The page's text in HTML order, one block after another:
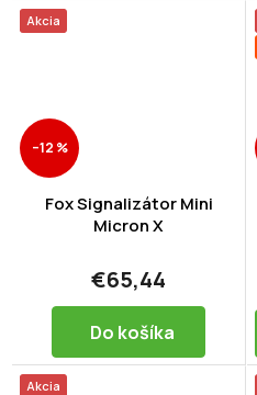
Akcia
–12 %
Fox Signalizátor Mini
Micron X
€65,44
Do košíka
Akcia